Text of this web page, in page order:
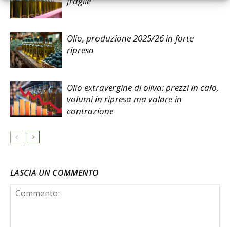
Olio, produzione 2025/26 in forte
ripresa
Olio extravergine di oliva: prezzi in calo,
volumi in ripresa ma valore in
contrazione
LASCIA UN COMMENTO